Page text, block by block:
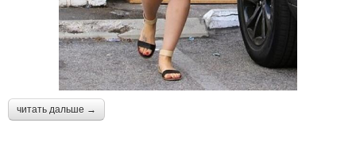
читать дальше →